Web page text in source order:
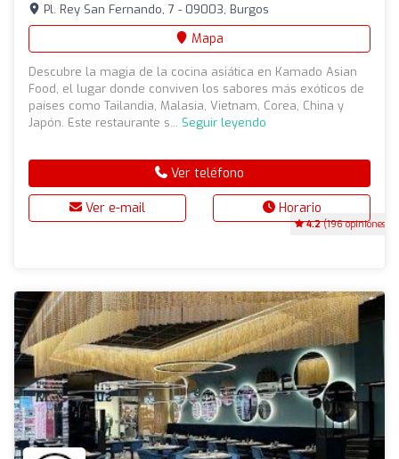
4.2(196 opiniones)
Pl. Rey San Fernando, 7 - 09003, Burgos
Mapa
Descubre la magia de la cocina asiática en Kamado Asian
Food, el lugar donde conviven los sabores más exóticos de
países como Tailandia, Malasia, Vietnam, Corea, China y
Japón. Este restaurante s... Seguir leyendo
Ver teléfono
Ver e-mail Horario